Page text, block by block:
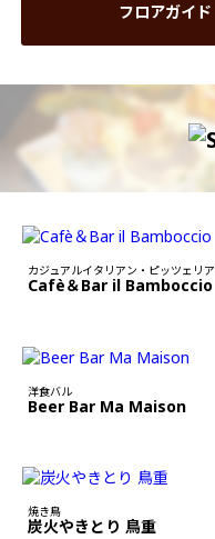
フロアガイド
カジュアルイタリアン・ピッツェリア
Cafè＆Bar il Bamboccio
洋食バル
Beer Bar Ma Maison
焼き鳥
炭火やきとり 鳥重